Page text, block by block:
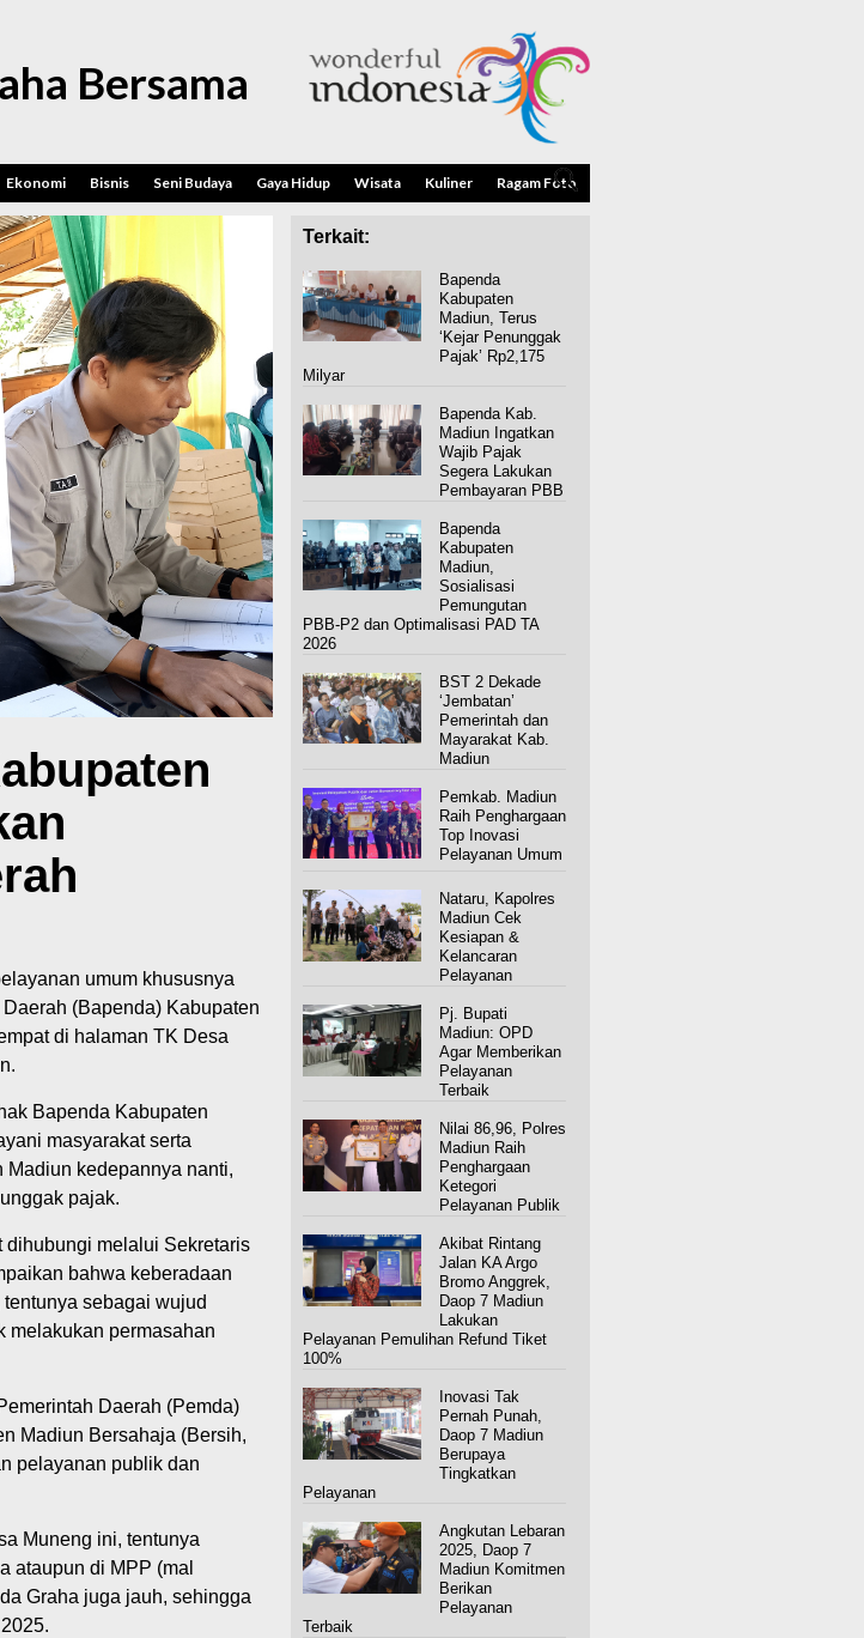
Bersama
Ekonomi Bisnis Seni Budaya Gaya Hidup Wisata Kuliner Ragam Foto
umum khususnya
(Bapenda) Kabupaten
di halaman TK Desa
Bapenda Kabupaten
masyarakat serta
kedepannya nanti,
pajak.
dihubungi melalui Sekretaris
bahwa keberadaan
sebagai wujud
melakukan permasahan
Daerah (Pemda)
Madiun Bersahaja (Bersih,
pelayanan publik dan
Muneng ini, tentunya
ataupun di MPP (mal
Graha juga jauh, sehingga
Terkait:
Bapenda
Kabupaten
Madiun, Terus
‘Kejar Penunggak
Pajak’ Rp2,175
Milyar
Bapenda Kab.
Madiun Ingatkan
Wajib Pajak
Segera Lakukan
Pembayaran PBB
Bapenda
Kabupaten
Madiun,
Sosialisasi
Pemungutan
PBB-P2 dan Optimalisasi PAD TA
2026
BST 2 Dekade
‘Jembatan’
Pemerintah dan
Mayarakat Kab.
Madiun
Pemkab. Madiun
Raih Penghargaan
Top Inovasi
Pelayanan Umum
Nataru, Kapolres
Madiun Cek
Kesiapan &
Kelancaran
Pelayanan
Pj. Bupati
Madiun: OPD
Agar Memberikan
Pelayanan
Terbaik
Nilai 86,96, Polres
Madiun Raih
Penghargaan
Ketegori
Pelayanan Publik
Akibat Rintang
Jalan KA Argo
Bromo Anggrek,
Daop 7 Madiun
Lakukan
Pelayanan Pemulihan Refund Tiket
100%
Inovasi Tak
Pernah Punah,
Daop 7 Madiun
Berupaya
Tingkatkan
Pelayanan
Angkutan Lebaran
2025, Daop 7
Madiun Komitmen
Berikan
Pelayanan
Terbaik